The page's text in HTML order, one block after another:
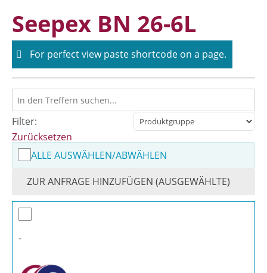
content
Seepex BN 26-6L
For perfect view paste shortcode on a page.
Filter:
Zurücksetzen
ALLE AUSWÄHLEN/ABWÄHLEN
ZUR ANFRAGE HINZUFÜGEN (AUSGEWÄHLTE)
-